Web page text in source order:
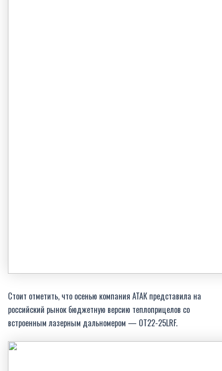
Стоит отметить, что осенью компания АТАК представила на
российский рынок бюджетную версию теплоприцелов со
встроенным лазерным дальномером — ОТ22-25LRF.